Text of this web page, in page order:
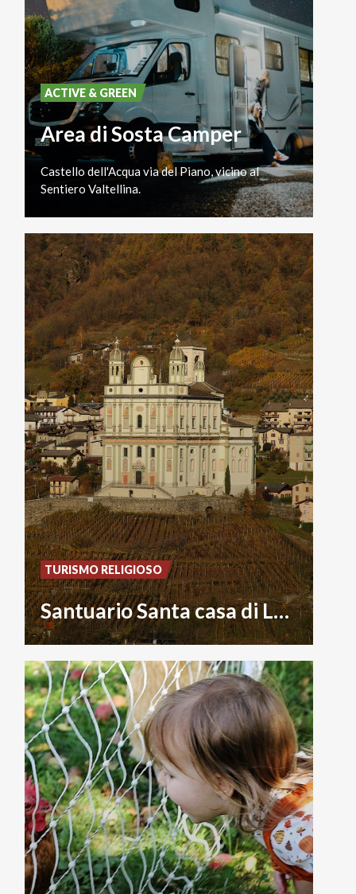
Area di Sosta Camper
Castello dell'AcquaviadelPiano, vicinoal
Sentiero Valtellina.
ACTIVE & GREEN
Santuario Santa casa di Loreto
TURISMO RELIGIOSO